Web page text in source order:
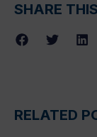
SHARE
RELATED